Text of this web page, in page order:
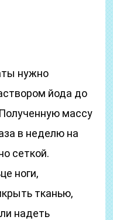
нужно
йода до
массу
в неделю на
сеткой.
ноги,
тканью,
надеть